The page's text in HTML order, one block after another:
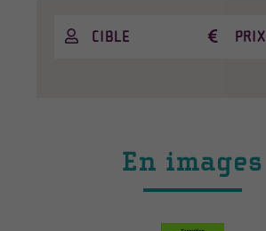
CIBLE PRIX
En images